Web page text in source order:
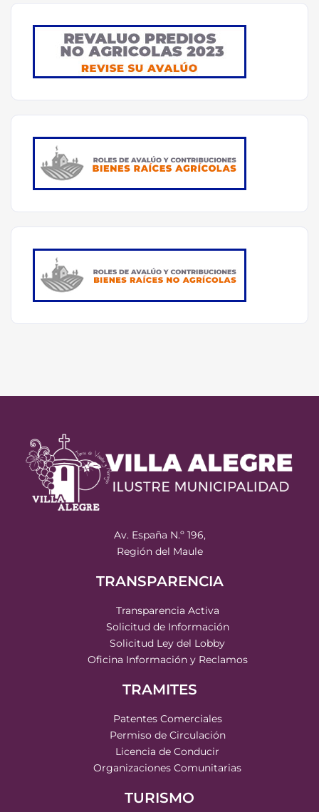
Av. España N.º 196,
Región del Maule
TRANSPARENCIA
Transparencia Activa
Solicitud de Información
Solicitud Ley del Lobby
Oficina Información y Reclamos
TRAMITES
Patentes Comerciales
Permiso de Circulación
Licencia de Conducir
Organizaciones Comunitarias
TURISMO